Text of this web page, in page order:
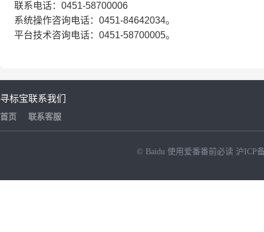
联系电话：0451-58700006
系统操作咨询电话：0451-84642034。
平台技术咨询电话：0451-58700005。
寻标宝
首页
联系我们
联系客服
© Baidu 使用爱番番前必读 沪ICP